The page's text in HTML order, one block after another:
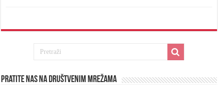
Pratite nas na društvenim mrežama